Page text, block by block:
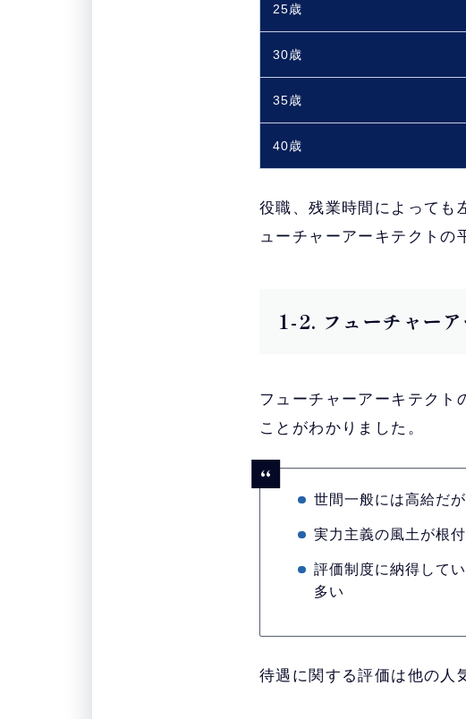
25歳
30歳
35歳
40歳
役職、残業時間によっても
ューチャーアーキテクトの
1-2. フューチャー
フューチャーアーキテクト
ことがわかりました。
世間一般には高給だ
実力主義の風土が根
評価制度に納得して
多い
待遇に関する評価は他の人